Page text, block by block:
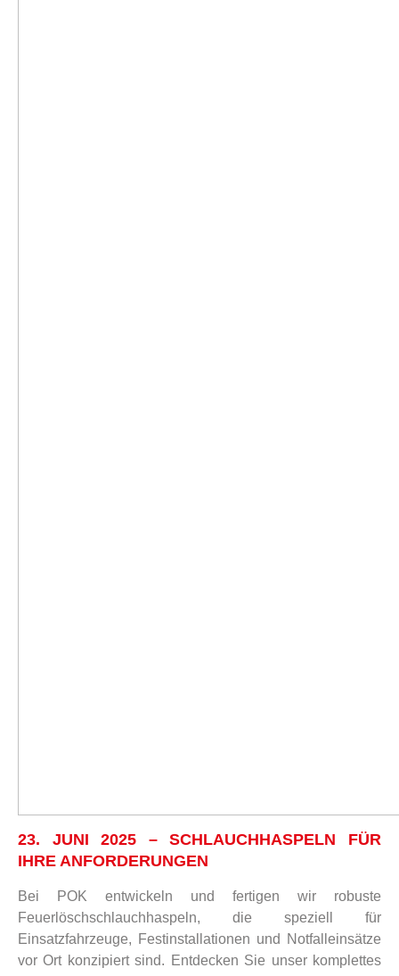
23. JUNI 2025 – SCHLAUCHHASPELN FÜR
IHRE ANFORDERUNGEN
Bei POK entwickeln und fertigen wir robuste
Feuerlöschschlauchhaspeln, die speziell für
Einsatzfahrzeuge, Festinstallationen und Notfalleinsätze
vor Ort konzipiert sind. Entdecken Sie unser komplettes